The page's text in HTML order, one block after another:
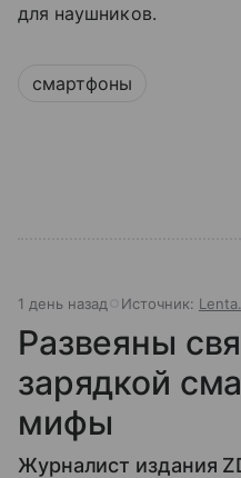
для наушников.
смартфоны
1 день назад Источник:
Развеяны
зарядкой
мифы
Журналист издания